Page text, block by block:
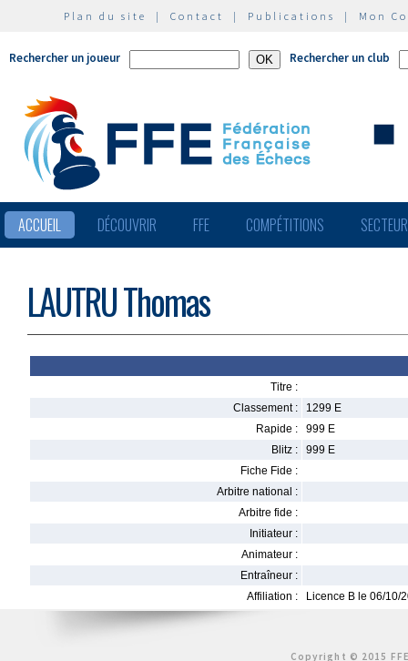
Plan du site | Contact | Publications | Mon
Rechercher un joueur Rechercher un club
ACCUEIL DÉCOUVRIR FFE COMPÉTITIONS
LAUTRU Thomas
Titre :
Classement :
1299 E
Rapide :
999 E
Blitz :
999 E
Fiche Fide :
Arbitre national :
Arbitre fide :
Initiateur :
Animateur :
Entraîneur :
Affiliation :
Licence B le 06/10/
Copyright © 2015